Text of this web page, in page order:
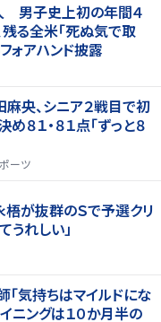
男子史上初の年間４
る全米「死ぬ気で取
ォアハンド披露
麻央、シニア２戦目で初
８１・８１点「ずっと８
ーツ
が抜群のＳで予選クリ
うれしい」
「気持ちはマイルドにな
ニングは１０か月半の